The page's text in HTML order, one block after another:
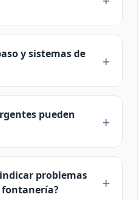
y sistemas de
pueden
problemas